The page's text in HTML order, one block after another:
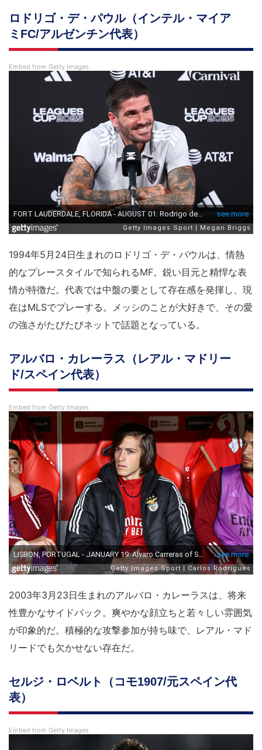
ロドリゴ・デ・パウル（インテル・マイア
ミFC/アルゼンチン代表）
Embed from Getty Images
1994年5月24日生まれのロドリゴ・デ・パウルは、情熱
的なプレースタイルで知られるMF。鋭い目元と精悍な表
情が特徴だ。代表では中盤の要として存在感を発揮し、現
在はMLSでプレーする。メッシのことが大好きで、その愛
の強さがたびたびネットで話題となっている。
アルバロ・カレーラス（レアル・マドリー
ド/スペイン代表）
Embed from Getty Images
2003年3月23日生まれのアルバロ・カレーラスは、将来
性豊かなサイドバック。爽やかな顔立ちと若々しい雰囲気
が印象的だ。積極的な攻撃参加が持ち味で、レアル・マド
リードでも欠かせない存在だ。
セルジ・ロベルト（コモ1907/元スペイン代
表）
Embed from Getty Images